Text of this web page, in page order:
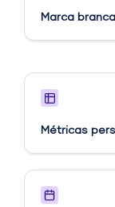
Marca branca
Métricas